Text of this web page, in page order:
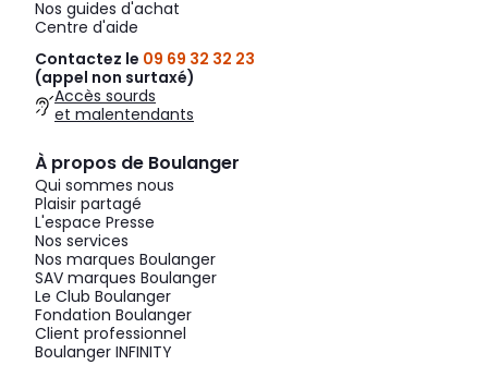
Nos guides d'achat
Centre d'aide
Contactez le 09 69 32 32 23
(appel non surtaxé)
Accès sourds
et malentendants
À propos de Boulanger
Qui sommes nous
Plaisir partagé
L'espace Presse
Nos services
Nos marques Boulanger
SAV marques Boulanger
Le Club Boulanger
Fondation Boulanger
Client professionnel
Boulanger INFINITY